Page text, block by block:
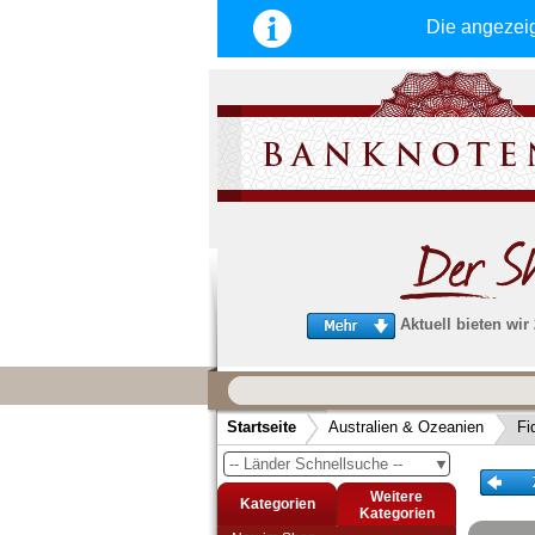
Die
Aktuell bieten wir
schnellen, sicheren und
Service
Schneller und sicherer Versand-
Bestellungen werktags bis 14:00 Uhr,
noch am selben Tag verschickt werden.
(Versand mit DHL oder Deutsche Post)
Startseite Australien & Ozeanien
▼
-- Länder Schnellsuche --
Kategorien
Weitere
Kategorien